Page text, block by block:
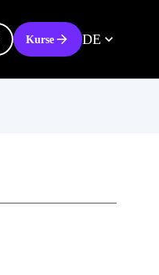
Kurse DE